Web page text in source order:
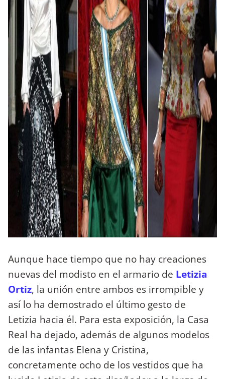
Aunque hace tiempo que no hay creaciones
nuevas del modisto en el armario de Letizia
Ortiz, la unión entre ambos es irrompible y
así lo ha demostrado el último gesto de
Letizia hacia él. Para esta exposición, la Casa
Real ha dejado, además de algunos modelos
de las infantas Elena y Cristina,
concretamente ocho de los vestidos que ha